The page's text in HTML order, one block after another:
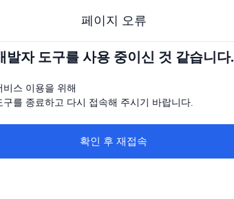
페이지 오류
발자 도구를 사용 중이신 것 같습니다.
비스 이용을 위해
구를 종료하고 다시 접속해 주시기 바랍니다.
확인 후 재접속